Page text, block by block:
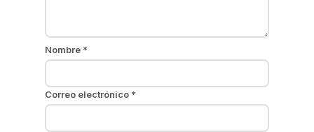
Nombre *
Correo electrónico *